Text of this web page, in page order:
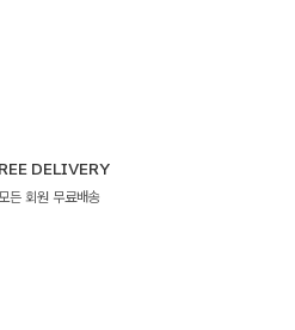
DELIVERY
든 회원 무료배송